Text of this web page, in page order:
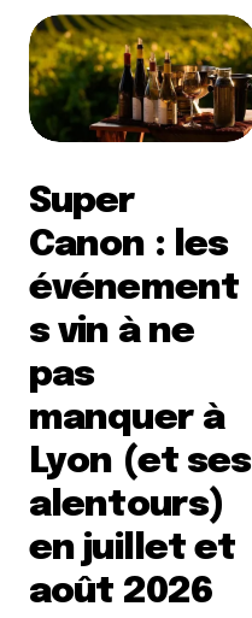
Super
Canon : les
événement
s vin à ne
pas
manquer à
Lyon (et ses
alentours)
en juillet et
août 2026